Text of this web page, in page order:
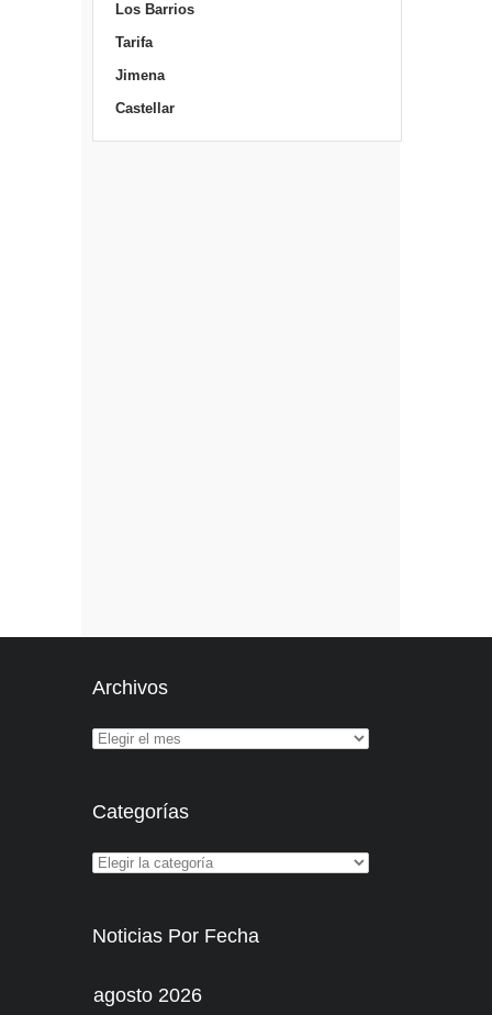
Los Barrios
Tarifa
Jimena
Castellar
Archivos
Categorías
Noticias Por Fecha
agosto 2026